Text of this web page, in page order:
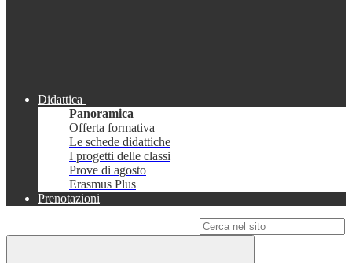
Didattica
Panoramica
Offerta formativa
Le schede didattiche
I progetti delle classi
Prove di agosto
Erasmus Plus
Prenotazioni